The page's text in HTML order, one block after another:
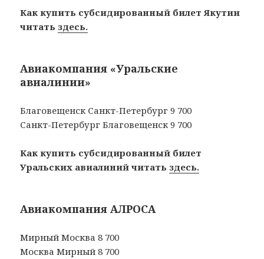
Как купить субсидированный билет Якутии
читатьздесь.
Авиакомпания «Уральские
авиалинии»
Благовещенск Санкт-Петербург 9 700
Санкт-Петербург Благовещенск 9 700
Как купить субсидированный билет
Уральских авиалиний читатьздесь.
Авиакомпания АЛРОСА
Мирный Москва 8 700
Москва Мирный 8 700